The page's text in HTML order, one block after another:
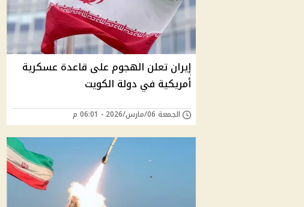
إيران تعلن الهجوم على قاعدة عسكرية
أمريكية في دولة الكويت
الجمعة 06/مارس/2026 - 06:01 م